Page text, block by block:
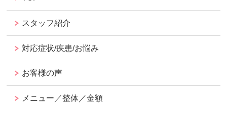
スタッフ紹介
対応症状/疾患/お悩み
お客様の声
メニュー／整体／金額